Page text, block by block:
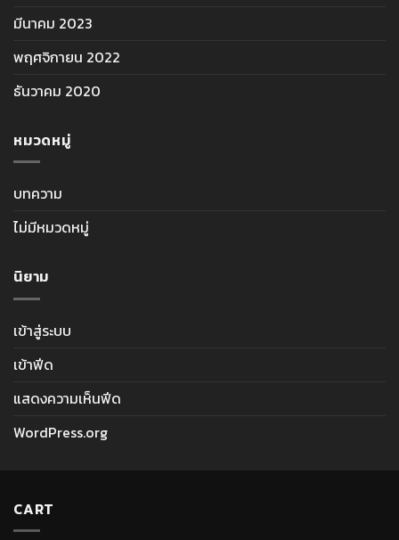
มีนาคม 2023
พฤศจิกายน 2022
ธันวาคม 2020
หมวดหมู่
บทความ
ไม่มีหมวดหมู่
นิยาม
เข้าสู่ระบบ
เข้าฟีด
แสดงความเห็นฟีด
WordPress.org
CART